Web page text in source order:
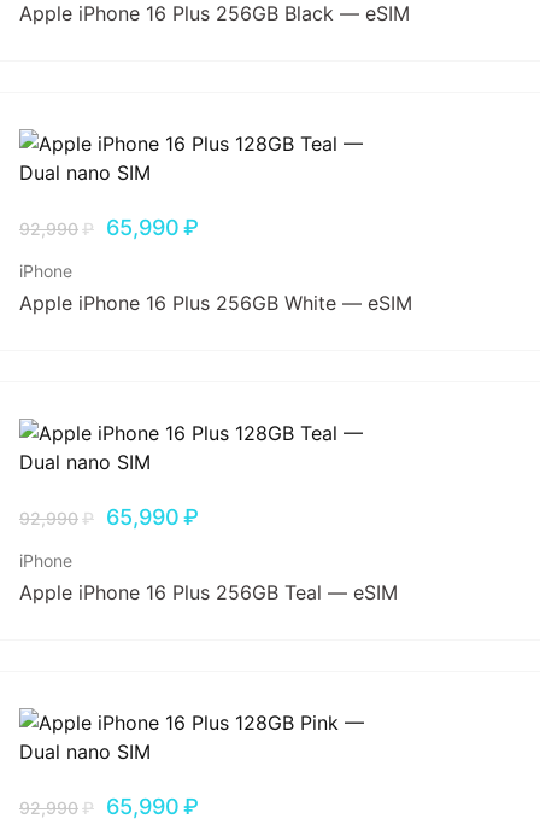
Apple iPhone 16 Plus 256GB Black — eSIM
92,990₽ 65,990₽
iPhone
Apple iPhone 16 Plus 256GB White — eSIM
92,990₽ 65,990₽
iPhone
Apple iPhone 16 Plus 256GB Teal — eSIM
92,990₽ 65,990₽